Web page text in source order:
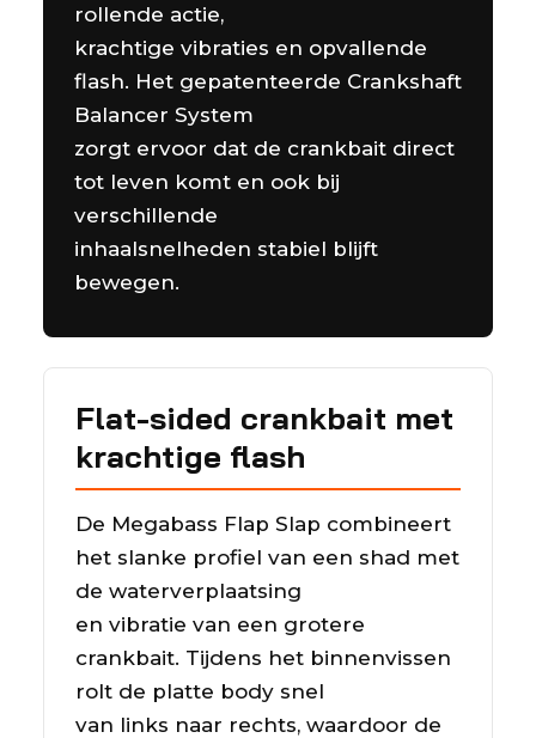
rollende actie,
krachtige vibraties en opvallende
flash. Het gepatenteerde Crankshaft
Balancer System
zorgt ervoor dat de crankbait direct
tot leven komt en ook bij
verschillende
inhaalsnelheden stabiel blijft
bewegen.
Flat-sided crankbait met
krachtige flash
De Megabass Flap Slap combineert
het slanke profiel van een shad met
de waterverplaatsing
en vibratie van een grotere
crankbait. Tijdens het binnenvissen
rolt de platte body snel
van links naar rechts, waardoor de